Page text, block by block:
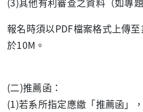
報名時須以PDF檔案格式上傳
於10M。
(二)推薦函：
(1)若系所指定應繳「推薦函」